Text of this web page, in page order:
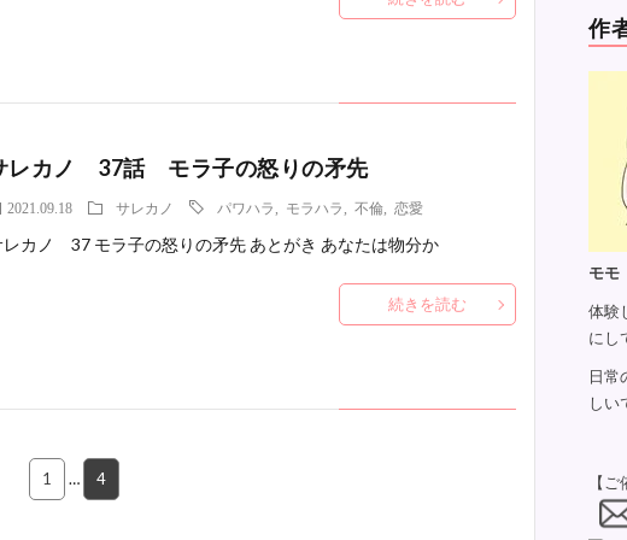
レカノ 37話 モラ子の怒りの矛先
2021.09.18 サレカノ パワハラ モラハラ 不倫, 恋愛
レカノ 37 モラ子の怒りの矛先 あとがき あなたは物分か
続きを読む
1 … 4
作
モモ
体験
にし
日常
しい
【